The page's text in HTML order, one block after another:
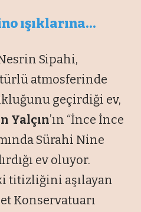
ışıklarına…
Sipahi,
atmosferinde
geçirdiği ev,
Yalçın’ın “İnce İnce
Sürahi Nine
ev oluyor.
titizliğini aşılayan
Konservatuarı